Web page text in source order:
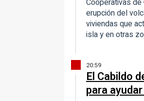
Cooperativas
erupción del
viviendas que
isla y en otras
20:59
El Cabildo
para